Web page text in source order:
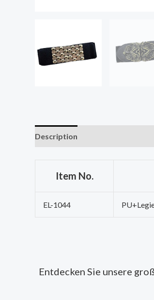
Description
Item No.
EL-1044
Entdecken Sie unsere